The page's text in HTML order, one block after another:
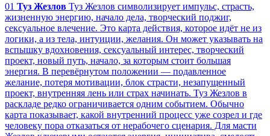
01 Туз Жезлов Туз Жезлов символизирует импульс, страсть,
жизненную энергию, начало дела, творческий поджиг,
сексуальное влечение. Это карта действия, которое идёт не из
логики, а из тела, интуиции, желания. Он может указывать на
вспышку вдохновения, сексуальный интерес, творческий
проект, новый путь, начало, за которым стоит большая
энергия. В перевёрнутом положении — подавленное
желание, потеря мотивации, блок страсти, незапущенный
проект, внутренняя лень или страх начинать. Туз Жезлов в
раскладе редко ограничивается одним событием. Обычно
карта показывает, какой внутренний процесс уже созрел и где
человеку пора отказаться от нерабочего сценария. Для масти